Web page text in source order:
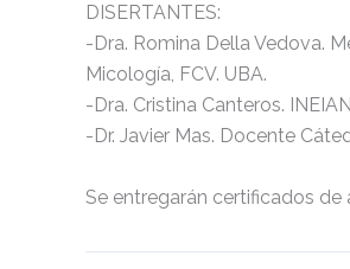
DISERTANTES:
-Dra. Romina Della Vedova.
Micología, FCV. UBA.
-Dra. Cristina Canteros.
-Dr. Javier Mas. Docente
Se entregarán certificados de